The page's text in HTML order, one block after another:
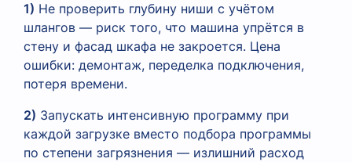
1) Не проверить глубину ниши с учётом
шлангов — риск того, что машина упрётся в
стену и фасад шкафа не закроется. Цена
ошибки: демонтаж, переделка подключения,
потеря времени.
2) Запускать интенсивную программу при
каждой загрузке вместо подбора программы
по степени загрязнения — излишний расход